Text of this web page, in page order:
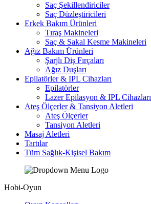
Saç Şekillendiriciler
Saç Düzleştiricileri
Erkek Bakım Ürünleri
Tıraş Makineleri
Saç & Sakal Kesme Makineleri
Ağız Bakım Ürünleri
Şarjlı Diş Fırçaları
Ağız Duşları
Epilatörler & IPL Cihazları
Epilatörler
Lazer Epilasyon & IPL Cihazları
Ateş Ölçerler & Tansiyon Aletleri
Ateş Ölçerler
Tansiyon Aletleri
Masaj Aletleri
Tartılar
Tüm Sağlık-Kişisel Bakım
Hobi-Oyun